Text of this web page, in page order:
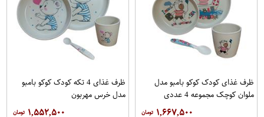
ظرف غذای کودک کوکو بامبو مدل
ملوان کوچک مجموعه 4 عددی
۱,۶۶۷,۵۰۰
ظرف غذای 4 تکه کودک کوکو بامبو
مدل خرس مهربون
۱,۵۵۲,۵۰۰